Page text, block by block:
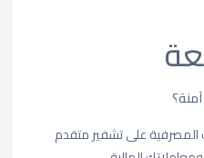
المصرفية على تشفير متقدم